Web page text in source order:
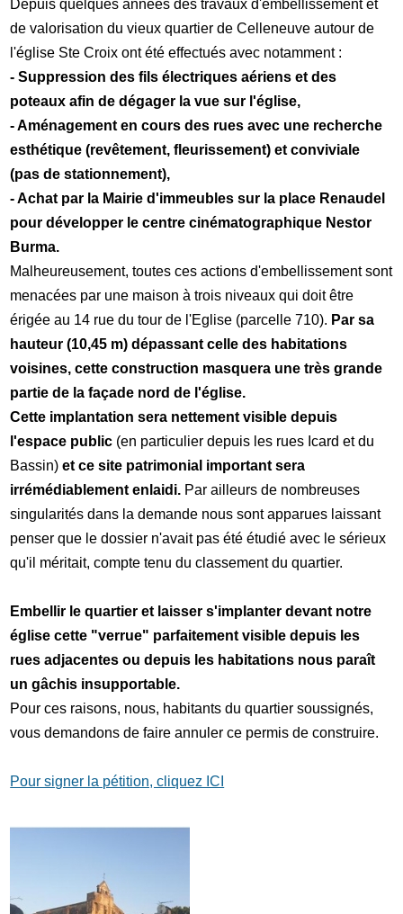
Depuis quelques années des travaux d'embellissement et
de valorisation du vieux quartier de Celleneuve autour de
l'église Ste Croix ont été effectués avec notamment :
- Suppression des fils électriques aériens et des
poteaux afin de dégager la vue sur l'église,
- Aménagement en cours des rues avec une recherche
esthétique (revêtement, fleurissement) et conviviale
(pas de stationnement),
- Achat par la Mairie d'immeubles sur la place Renaudel
pour développer le centre cinématographique Nestor
Burma.
Malheureusement, toutes ces actions d'embellissement sont
menacées par une maison à trois niveaux qui doit être
érigée au 14 rue du tour de l'Eglise (parcelle 710). Par sa
hauteur (10,45 m) dépassant celle des habitations
voisines, cette construction masquera une très grande
partie de la façade nord de l'église.
Cette implantation sera nettement visible depuis
l'espace public (en particulier depuis les rues Icard et du
Bassin) et ce site patrimonial important sera
irrémédiablement enlaidi. Par ailleurs de nombreuses
singularités dans la demande nous sont apparues laissant
penser que le dossier n'avait pas été étudié avec le sérieux
qu'il méritait, compte tenu du classement du quartier.
Embellir le quartier et laisser s'implanter devant notre
église cette "verrue" parfaitement visible depuis les
rues adjacentes ou depuis les habitations nous paraît
un gâchis insupportable.
Pour ces raisons, nous, habitants du quartier soussignés,
vous demandons de faire annuler ce permis de construire.
Pour signer la pétition, cliquez ICI